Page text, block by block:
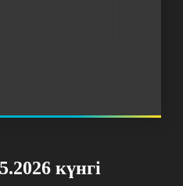
күнгі